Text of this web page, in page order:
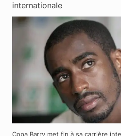
internationale
Copa Barry met fin à sa carrière